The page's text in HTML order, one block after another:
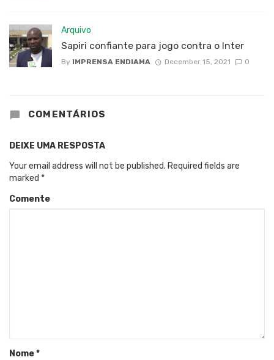
Arquivo
Sapiri confiante para jogo contra o Inter
By IMPRENSA ENDIAMA December 15, 2021 0
COMENTÁRIOS
DEIXE UMA RESPOSTA
Your email address will not be published. Required fields are
marked *
Comente
Nome*